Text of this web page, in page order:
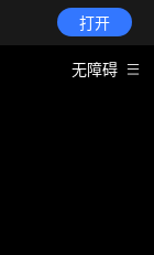
打开
无障碍